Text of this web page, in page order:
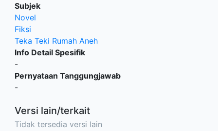
Subjek
Novel
Fiksi
Teka Teki Rumah Aneh
Info Detail Spesifik
-
Pernyataan Tanggungjawab
-
Versi lain/terkait
Tidak tersedia versi lain